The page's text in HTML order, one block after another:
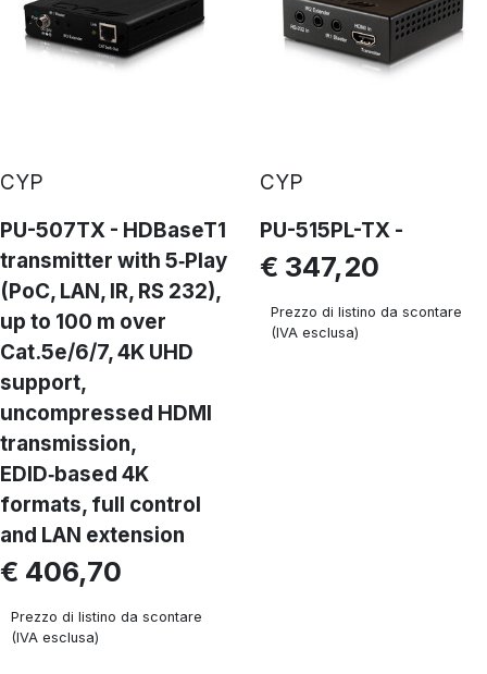
CYP
PU-507TX - HDBaseT1
transmitter with 5‑Play
(PoC, LAN, IR, RS 232),
up to 100 m over
Cat.5e/6/7, 4K UHD
support,
uncompressed HDMI
transmission,
EDID‑based 4K
formats, full control
and LAN extension
€ 406,70
Prezzo di listino da scontare
(IVA esclusa)
CYP
PU-515PL-TX -
€ 347,20
Prezzo di listino da scontare
(IVA esclusa)